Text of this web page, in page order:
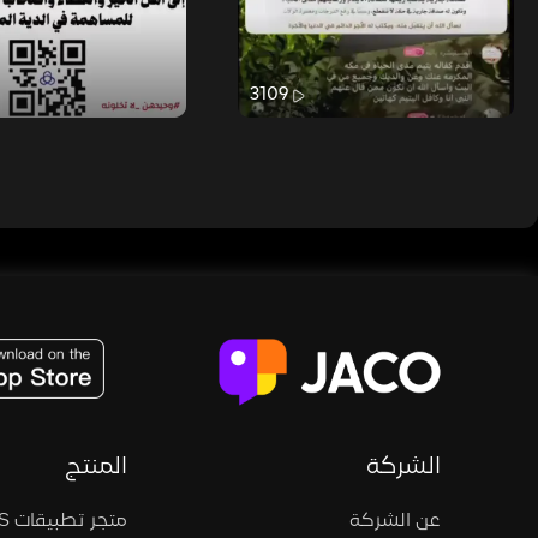
3109
الشركة
عن الشركة
المنتج
متجر تطبيقات iOS